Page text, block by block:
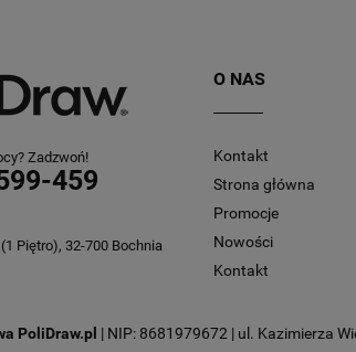
Zadzwoń!
459
Piętro), 32-700 Bochnia
O NAS
Kontakt
Strona główna
Promocje
Nowości
Kontakt
PoliDraw.pl | NIP: 8681979672 | ul. Kazimierza